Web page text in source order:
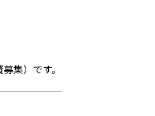
集）です。